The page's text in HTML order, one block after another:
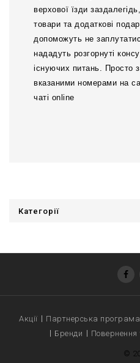
верхової їзди
товари та додаткові
допоможуть не
нададуть розгорнуті
існуючих питань. Просто
вказаними номерами на
чаті online
Категорії
Акції Партнерська програма
Бренди
Повернення
©